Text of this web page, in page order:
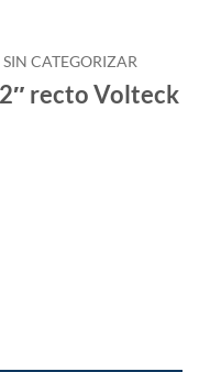
SIN CATEGORIZAR
recto Volteck